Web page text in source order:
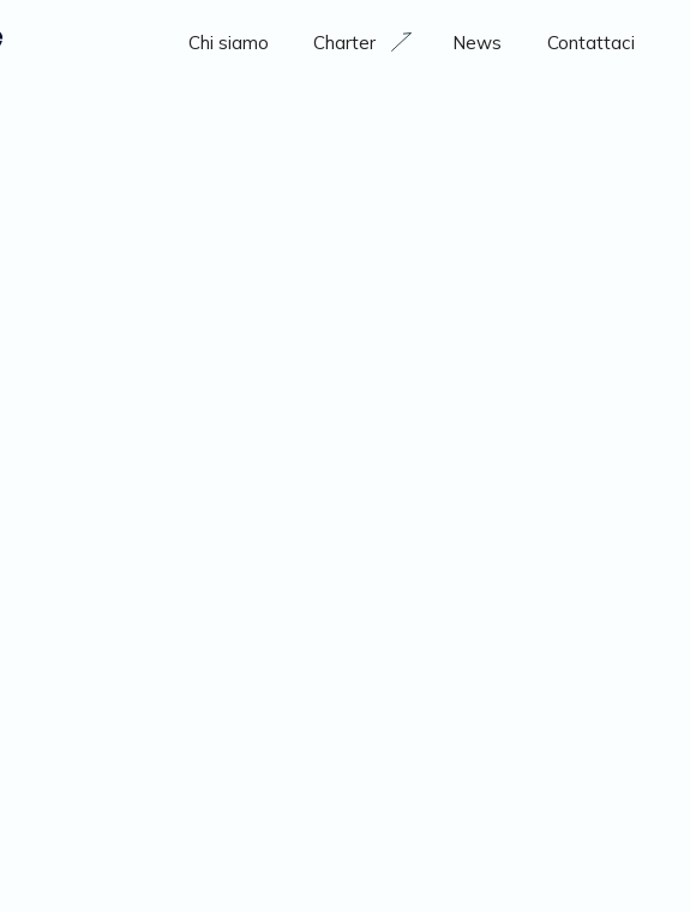
Chi siamo Charter News Contattaci